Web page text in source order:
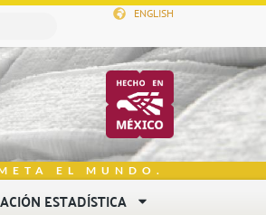
ENGLISH
EL MUNDO.
ESTADÍSTICA